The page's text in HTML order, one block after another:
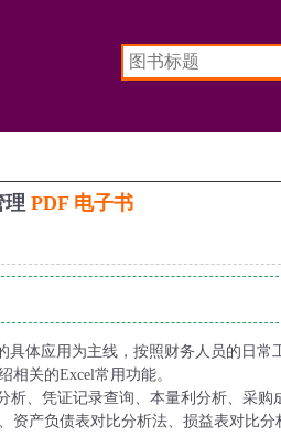
理 PDF 电子书
具体应用为主线，按照财务人员的日常
关的Excel常用功能。
析、凭证记录查询、本量利分析、采购
资产负债表对比分析法、损益表对比分